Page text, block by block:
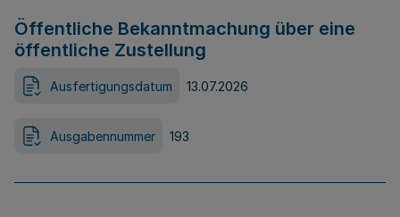
Öffentliche Bekanntmachung über eine
öffentliche Zustellung
Ausfertigungsdatum 13.07.2026
Ausgabennummer 193